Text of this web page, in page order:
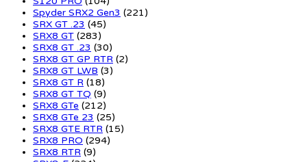
Spyder SRX2 Gen3 (221)
SRX GT .23 (45)
SRX8 GT (283)
SRX8 GT .23 (30)
SRX8 GT GP RTR (2)
SRX8 GT LWB (3)
SRX8 GT R (18)
SRX8 GT TQ (9)
SRX8 GTe (212)
SRX8 GTe 23 (25)
SRX8 GTE RTR (15)
SRX8 PRO (294)
SRX8 RTR (9)